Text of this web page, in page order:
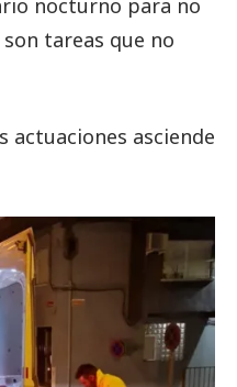
tareas que no
actuaciones asciende